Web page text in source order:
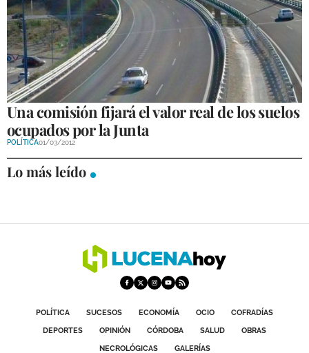
Una comisión fijará el valor real de los suelos
ocupados por la Junta
POLÍTICA01/03/2012
Lo más leído
POLÍTICA SUCESOS ECONOMÍA OCIO
COFRADÍAS
DEPORTES
OPINIÓN CÓRDOBA SALUD
OBRAS
NECROLÓGICAS
GALERÍAS